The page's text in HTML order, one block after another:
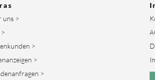
uns >
>
>
>